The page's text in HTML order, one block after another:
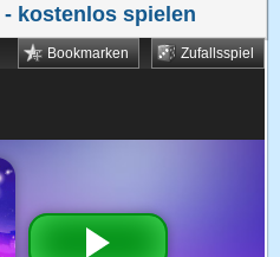
- kostenlos spielen
Zufallsspiel
Bookmarken